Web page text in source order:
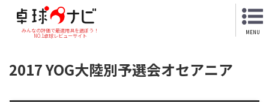
みんなの評価で最適用具を選ぼう！
NO.1卓球レビューサイト
MENU
2017 YOG大陸別予選会オセアニア